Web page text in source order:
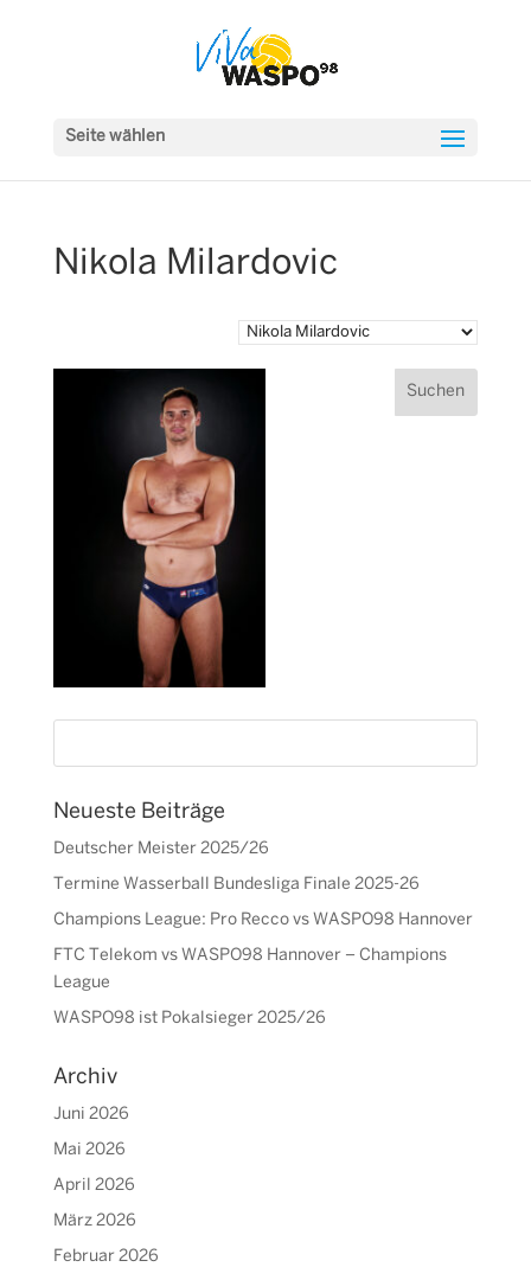
Seite wählen
Nikola Milardovic
Neueste Beiträge
Deutscher Meister 2025/26
Termine Wasserball Bundesliga Finale 2025-26
Champions League: Pro Recco vs WASPO98 Hannover
FTC Telekom vs WASPO98 Hannover – Champions
League
WASPO98 ist Pokalsieger 2025/26
Archiv
Juni 2026
Mai 2026
April 2026
März 2026
Februar 2026